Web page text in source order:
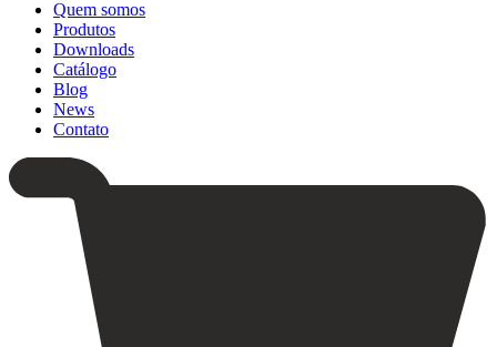
Quem somos
Produtos
Downloads
Catálogo
Blog
News
Contato